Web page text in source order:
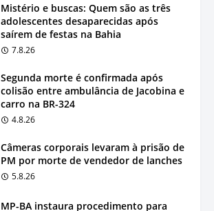
Mistério e buscas: Quem são as três
adolescentes desaparecidas após
saírem de festas na Bahia
7.8.26
Segunda morte é confirmada após
colisão entre ambulância de Jacobina e
carro na BR-324
4.8.26
Câmeras corporais levaram à prisão de
PM por morte de vendedor de lanches
5.8.26
MP-BA instaura procedimento para